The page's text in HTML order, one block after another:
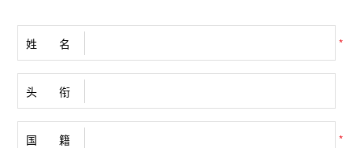
姓 名 *
头 衔
国 籍 *